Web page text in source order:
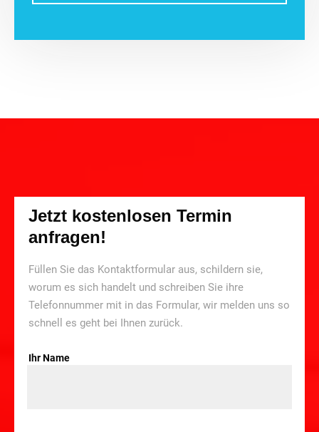
Jetzt kostenlosen Termin
anfragen!
Füllen Sie das Kontaktformular aus, schildern sie,
worum es sich handelt und schreiben Sie ihre
Telefonnummer mit in das Formular, wir melden uns so
schnell es geht bei Ihnen zurück.
Ihr Name